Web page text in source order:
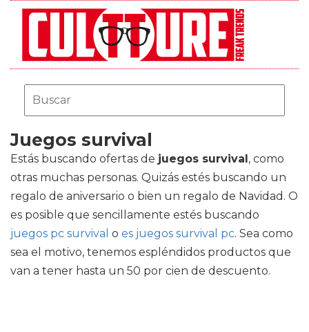
Juegos survival
Estás buscando ofertas de juegos survival, como
otras muchas personas. Quizás estés buscando un
regalo de aniversario o bien un regalo de Navidad. O
es posible que sencillamente estés buscando
juegos pc survival o es juegos survival pc. Sea como
sea el motivo, tenemos espléndidos productos que
van a tener hasta un 50 por cien de descuento.